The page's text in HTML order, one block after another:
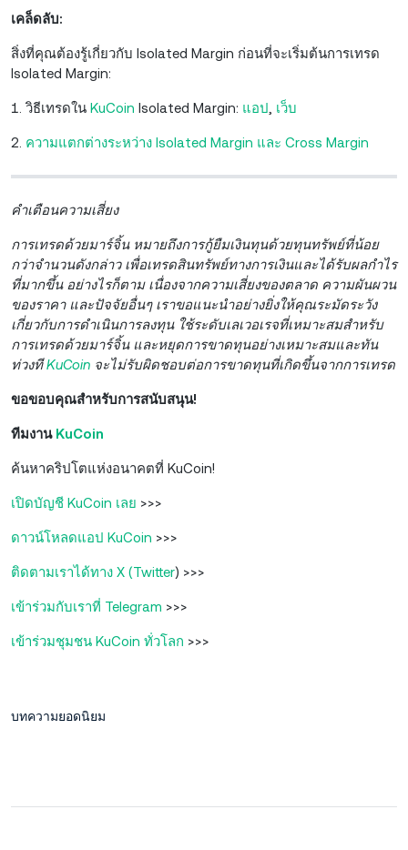
เคล็ดลับ:
สิ่งที่คุณต้องรู้เกี่ยวกับ Isolated Margin ก่อนที่จะเริ่มต้นการเทรด
Isolated Margin:
1. วิธีเทรดใน KuCoin Isolated Margin: แอป เว็บ
2. ความแตกต่างระหว่าง Isolated Margin และ Cross Margin
คำเตือนความเสี่ยง
การเทรดด้วยมาร์จิ้น หมายถึงการกู้ยืมเงินทุนด้วยทุนทรัพย์ที่น้อย
กว่าจำนวนดังกล่าว เพื่อเทรดสินทรัพย์ทางการเงินและได้รับผลกำไร
ที่มากขึ้น อย่างไรก็ตาม เนื่องจากความเสี่ยงของตลาด ความผันผวน
ของราคา และปัจจัยอื่นๆ เราขอแนะนำอย่างยิ่งให้คุณระมัดระวัง
เกี่ยวกับการดำเนินการลงทุน ใช้ระดับเลเวอเรจที่เหมาะสมสำหรับ
การเทรดด้วยมาร์จิ้น และหยุดการขาดทุนอย่างเหมาะสมและทัน
ท่วงที KuCoin จะไม่รับผิดชอบต่อการขาดทุนที่เกิดขึ้นจากการเทรด
ขอขอบคุณสำหรับการสนับสนุน!
ทีมงาน KuCoin
ค้นหาคริปโตแห่งอนาคตที่ KuCoin!
เปิดบัญชี KuCoin เลย >>>
ดาวน์โหลดแอป KuCoin >>>
ติดตามเราได้ทาง X (Twitter) >>>
เข้าร่วมกับเราที่ Telegram >>>
เข้าร่วมชุมชน KuCoin ทั่วโลก >>>
บทความยอดนิยม